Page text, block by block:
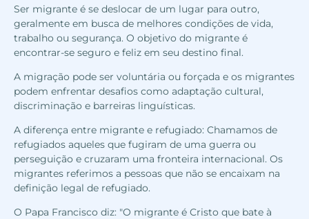
Ser migrante é se deslocar de um lugar para outro,
geralmente em busca de melhores condições de vida,
trabalho ou segurança. O objetivo do migrante é
encontrar-se seguro e feliz em seu destino final.
A migração pode ser voluntária ou forçada e os migrantes
podem enfrentar desafios como adaptação cultural,
discriminação e barreiras linguísticas.
A diferença entre migrante e refugiado: Chamamos de
refugiados aqueles que fugiram de uma guerra ou
perseguição e cruzaram uma fronteira internacional. Os
migrantes referimos a pessoas que não se encaixam na
definição legal de refugiado.
O Papa Francisco diz: "O migrante é Cristo que bate à